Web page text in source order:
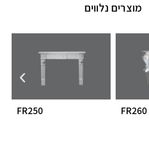
מוצרים נלווים
FR260
FR250